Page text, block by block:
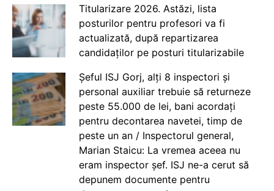
Titularizare 2026. Astăzi, lista
posturilor pentru profesori va fi
actualizată, după repartizarea
candidaților pe posturi titularizabile
Șeful ISJ Gorj, alți 8 inspectori și
personal auxiliar trebuie să returneze
peste 55.000 de lei, bani acordați
pentru decontarea navetei, timp de
peste un an / Inspectorul general,
Marian Staicu: La vremea aceea nu
eram inspector șef. ISJ ne-a cerut să
depunem documente pentru